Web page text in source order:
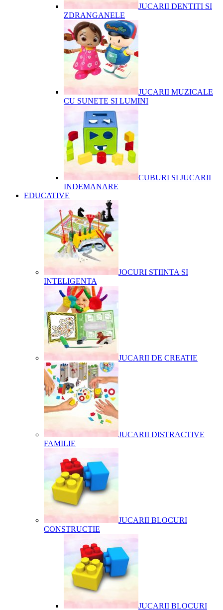
JUCARII DENTITI SI
ZDRANGANELE
JUCARII MUZICALE
CU SUNETE SI LUMINI
CUBURI SI JUCARII
INDEMANARE
EDUCATIVE
JOCURI STIINTA SI
INTELIGENTA
JUCARII DE CREATIE
JUCARII DISTRACTIVE
FAMILIE
JUCARII BLOCURI
CONSTRUCTIE
JUCARII BLOCURI